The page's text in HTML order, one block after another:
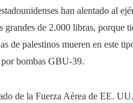
han alentado al
de 2.000 libras, porque
de palestinos mueren en este
bombas GBU-39.
de la Fuerza Aérea de EE.